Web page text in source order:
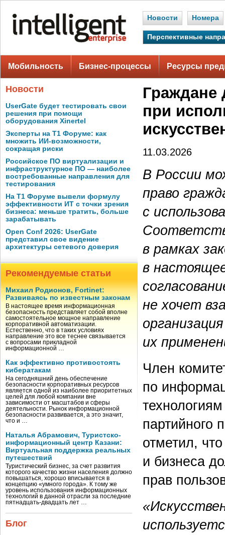
Новости Номера
Перспективные
Мобильность Бизнес-процессы Ресурсы
Новости
UserGate будет тестировать свои
решения при помощи
оборудования Xinertel
Эксперты на Т1 Форуме: как
множить ИИ-возможности,
сокращая риски
Российское ПО виртуализации и
инфраструктурное ПО — наиболее
востребованные направления для
тестирования
На Т1 Форуме вывели формулу
эффективности ИТ с точки зрения
бизнеса: меньше тратить, больше
зарабатывать
Open Conf 2026: UserGate
представил свое видение
архитектуры сетевого доверия
Рекомендуемые статьи
Михаил Родионов, Fortinet:
Развиваясь по известным законам
В настоящее время информационная
безопасность представляет собой вполне
самостоятельное мощное направление
корпоративной автоматизации.
Естественно, что в таких условиях
направление это все теснее связывается
с вопросами прикладной
информационной …
Как эффективно противостоять
кибератакам
На сегодняшний день обеспечение
безопасности корпоративных ресурсов
является одной из наиболее приоритетных
целей для любой компании вне
зависимости от масштабов и сферы
деятельности. Рынок информационной
безопасности развивается, а это значит,
что и …
Наталья Абрамович, Туристско-
информационный центр Казани:
Виртуальная поддержка реальных
путешествий
Туристический бизнес, за счет развития
которого качество жизни населения должно
повышаться, хорошо вписывается в
концепцию «умного города». К тому же
уровень использования информационных
технологий в данной отрасли за последние
пятнадцать-двадцать лет …
Блог
Граждане
при
11.03.2026
В России
право
с
в рамках
в
не хочет
их
Член
по
партийного
отметил,
и бизнеса
прав